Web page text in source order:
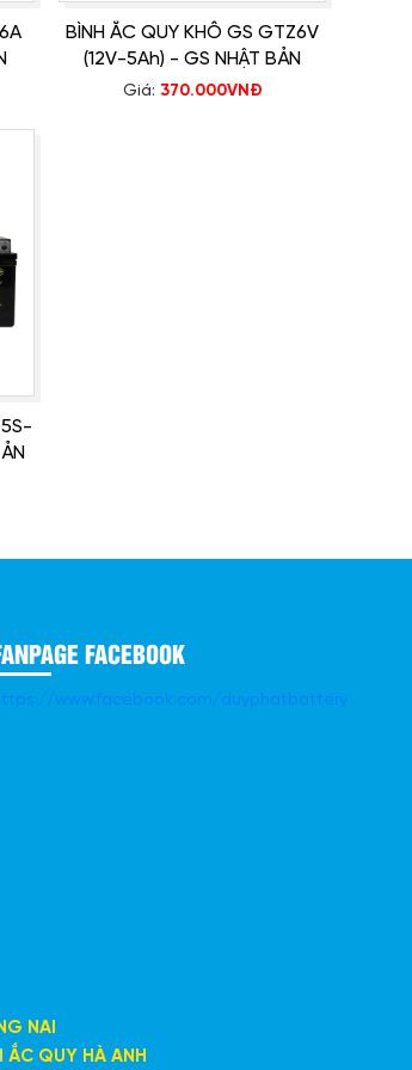
BÌNH ẮC QUY KHÔ GS GTZ6V
(12V-5Ah) - GS NHẬT BẢN
Giá: 370.000VNĐ
FACEBOOK
www.facebook.com/duyphatbattery
NAI
ẮC QUY HÀ ANH